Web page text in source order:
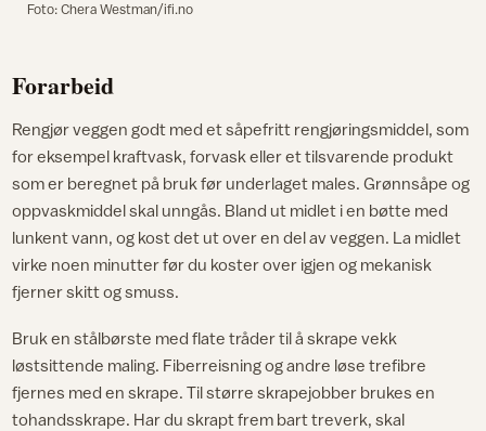
Foto: Chera Westman/ifi.no
Forarbeid
Rengjør veggen godt med et såpefritt rengjøringsmiddel, som
for eksempel kraftvask, forvask eller et tilsvarende produkt
som er beregnet på bruk før underlaget males. Grønnsåpe og
oppvaskmiddel skal unngås. Bland ut midlet i en bøtte med
lunkent vann, og kost det ut over en del av veggen. La midlet
virke noen minutter før du koster over igjen og mekanisk
fjerner skitt og smuss.
Bruk en stålbørste med flate tråder til å skrape vekk
løstsittende maling. Fiberreisning og andre løse trefibre
fjernes med en skrape. Til større skrapejobber brukes en
tohandsskrape. Har du skrapt frem bart treverk, skal